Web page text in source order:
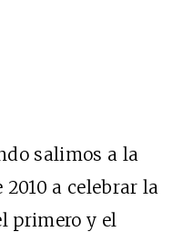
salimos a la
a celebrar la
primero y el